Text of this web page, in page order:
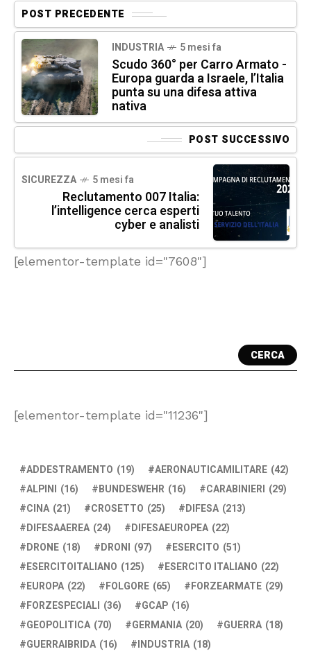
POST PRECEDENTE
INDUSTRIA 5 mesi fa
Scudo 360° per Carro Armato -
Europa guarda a Israele, l’Italia
punta su una difesa attiva
nativa
POST SUCCESSIVO
SICUREZZA 5 mesi fa
Reclutamento 007 Italia:
l’intelligence cerca esperti
cyber e analisti
[elementor-template id="7608"]
CERCA
[elementor-template id="11236"]
ADDESTRAMENTO (19) AERONAUTICAMILITARE (42)
ALPINI (16) BUNDESWEHR (16) CARABINIERI (29)
CINA (21) CROSETTO (25) DIFESA (213)
DIFESAAEREA (24) DIFESAEUROPEA (22)
DRONE (18) DRONI (97) ESERCITO (51)
ESERCITOITALIANO (125) ESERCITO ITALIANO (22)
EUROPA (22) FOLGORE (65) FORZEARMATE (29)
FORZESPECIALI (36) GCAP (16)
GEOPOLITICA (70) GERMANIA (20) GUERRA (18)
GUERRAIBRIDA (16) INDUSTRIA (18)